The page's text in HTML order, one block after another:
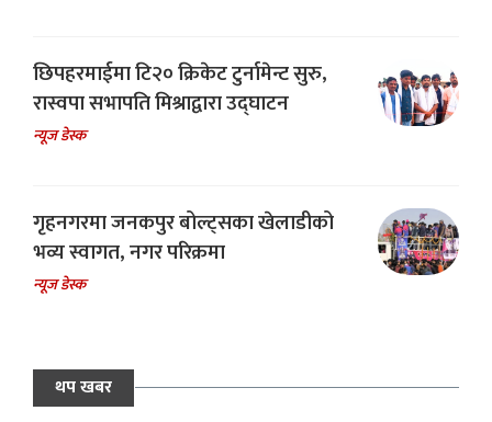
छिपहरमाईमा टि२० क्रिकेट टुर्नामेन्ट सुरु,
रास्वपा सभापति मिश्राद्वारा उद्घाटन
न्यूज डेस्क
गृहनगरमा जनकपुर बोल्ट्सका खेलाडीको
भव्य स्वागत, नगर परिक्रमा
न्यूज डेस्क
थप खबर